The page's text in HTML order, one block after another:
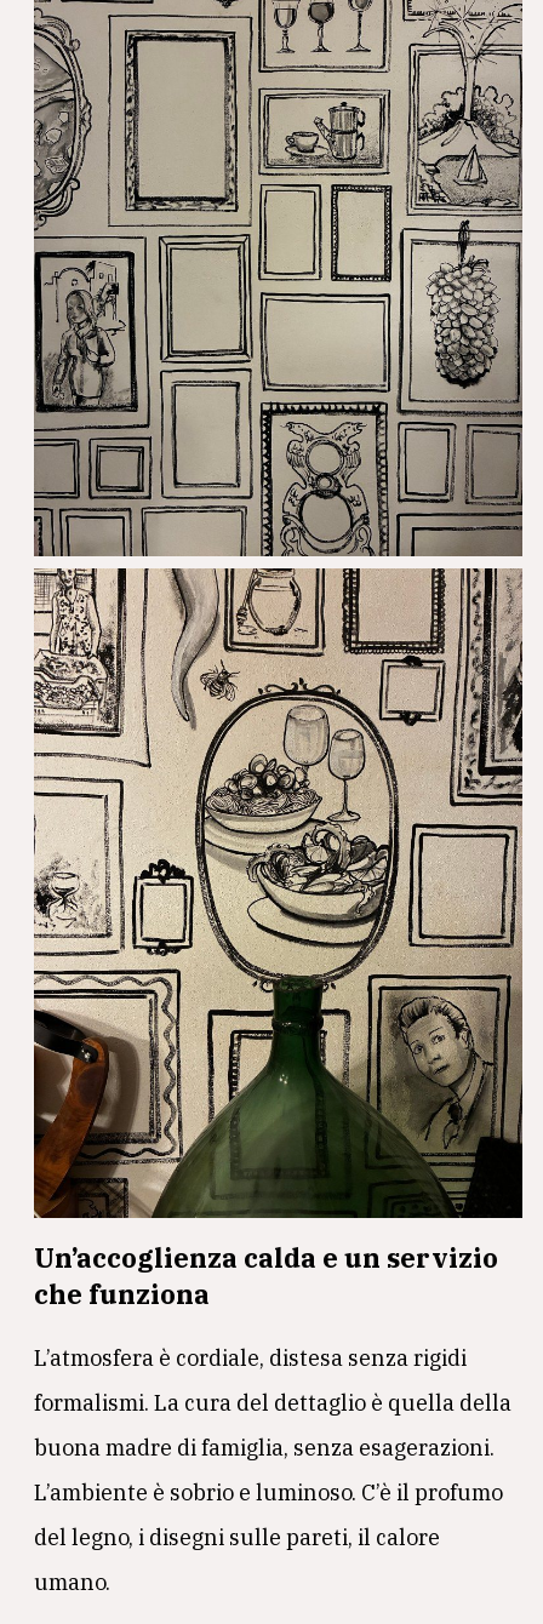
Un’accoglienza calda e un servizio
che funziona
L’atmosfera è cordiale, distesa senza rigidi
formalismi. La cura del dettaglio è quella della
buona madre di famiglia, senza esagerazioni.
L’ambiente è sobrio e luminoso. C’è il profumo
del legno, i disegni sulle pareti, il calore
umano.